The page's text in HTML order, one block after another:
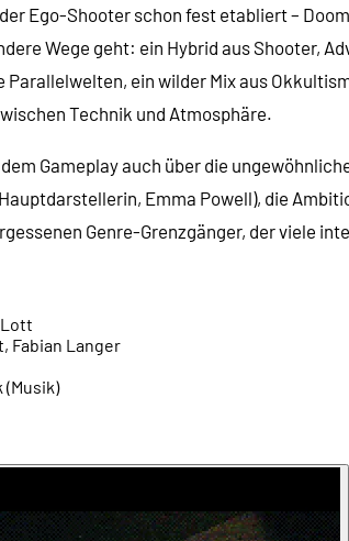
Ego-Shooter schon fest etabliert –
Wege geht: ein Hybrid aus Shooter,
ein wilder Mix aus
Technik und Atmosphäre.
Gameplay auch über die
Emma Powell), die
Genre-Grenzgänger, der viele
Fabian Langer
(Musik)